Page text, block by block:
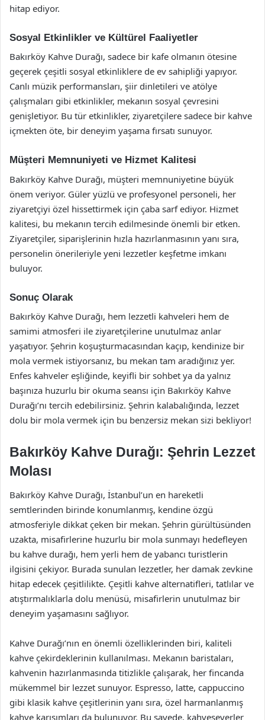
hitap ediyor.
Sosyal Etkinlikler ve Kültürel Faaliyetler
Bakırköy Kahve Durağı, sadece bir kafe olmanın ötesine
geçerek çeşitli sosyal etkinliklere de ev sahipliği yapıyor.
Canlı müzik performansları, şiir dinletileri ve atölye
çalışmaları gibi etkinlikler, mekanın sosyal çevresini
genişletiyor. Bu tür etkinlikler, ziyaretçilere sadece bir kahve
içmekten öte, bir deneyim yaşama fırsatı sunuyor.
Müşteri Memnuniyeti ve Hizmet Kalitesi
Bakırköy Kahve Durağı, müşteri memnuniyetine büyük
önem veriyor. Güler yüzlü ve profesyonel personeli, her
ziyaretçiyi özel hissettirmek için çaba sarf ediyor. Hizmet
kalitesi, bu mekanın tercih edilmesinde önemli bir etken.
Ziyaretçiler, siparişlerinin hızla hazırlanmasının yanı sıra,
personelin önerileriyle yeni lezzetler keşfetme imkanı
buluyor.
Sonuç Olarak
Bakırköy Kahve Durağı, hem lezzetli kahveleri hem de
samimi atmosferi ile ziyaretçilerine unutulmaz anlar
yaşatıyor. Şehrin koşuşturmacasından kaçıp, kendinize bir
mola vermek istiyorsanız, bu mekan tam aradığınız yer.
Enfes kahveler eşliğinde, keyifli bir sohbet ya da yalnız
başınıza huzurlu bir okuma seansı için Bakırköy Kahve
Durağı’nı tercih edebilirsiniz. Şehrin kalabalığında, lezzet
dolu bir mola vermek için bu benzersiz mekan sizi bekliyor!
Bakırköy Kahve Durağı: Şehrin Lezzet
Molası
Bakırköy Kahve Durağı, İstanbul’un en hareketli
semtlerinden birinde konumlanmış, kendine özgü
atmosferiyle dikkat çeken bir mekan. Şehrin gürültüsünden
uzakta, misafirlerine huzurlu bir mola sunmayı hedefleyen
bu kahve durağı, hem yerli hem de yabancı turistlerin
ilgisini çekiyor. Burada sunulan lezzetler, her damak zevkine
hitap edecek çeşitlilikte. Çeşitli kahve alternatifleri, tatlılar ve
atıştırmalıklarla dolu menüsü, misafirlerin unutulmaz bir
deneyim yaşamasını sağlıyor.
Kahve Durağı’nın en önemli özelliklerinden biri, kaliteli
kahve çekirdeklerinin kullanılması. Mekanın baristaları,
kahvenin hazırlanmasında titizlikle çalışarak, her fincanda
mükemmel bir lezzet sunuyor. Espresso, latte, cappuccino
gibi klasik kahve çeşitlerinin yanı sıra, özel harmanlanmış
kahve karışımları da bulunuyor. Bu sayede, kahveseverler